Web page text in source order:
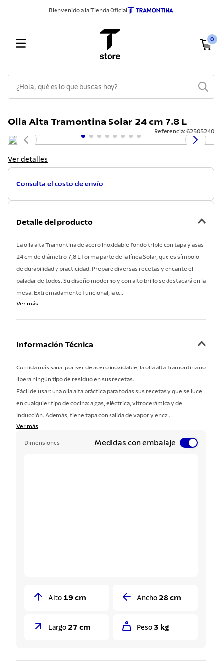
Bienvenido a la Tienda Oficial
0
Olla Alta Tramontina Solar 24 cm 7.8 L
Referencia:62505240
Ver detalles
Consulta el costo de envío
Detalle del producto
La olla alta Tramontina de acero inoxidable fondo triple con tapa y asas
24 cm de diámetro 7,8 L forma parte de la línea Solar, que es símbolo
de durabilidad y practicidad. Prepare diversas recetas y encante el
paladar de todos. Su diseño moderno y con alto brillo se destacará en la
mesa. Extremadamente funcional, la o...
Ver más
Información Técnica
Comida más sana: por ser de acero inoxidable, la olla alta Tramontina no
libera ningún tipo de residuo en sus recetas.
Fácil de usar: una olla alta práctica para todas sus recetas y que se luce
en cualquier tipo de cocina: a gas, eléctrica, vitrocerámica y de
inducción. Además, tiene tapa con salida de vapor y enca...
Ver más
Dimensiones Medidas con embalaje
Alto 19 cm Ancho 28 cm
Largo 27 cm Peso 3 kg
1.
sarten
ollas
3.
cuchillos
lavadero
8.
acero inoxidable
10. grano